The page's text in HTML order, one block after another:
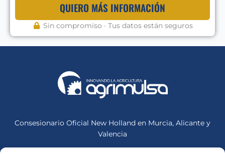
QUIERO MÁS INFORMACIÓN
Sin compromiso · Tus datos están seguros
Consesionario Oficial New Holland en Murcia, Alicante y
Valencia